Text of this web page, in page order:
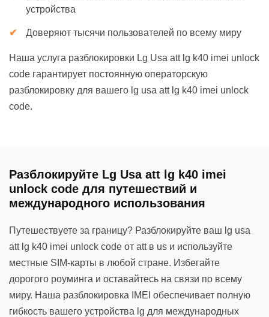
устройства
Доверяют тысячи пользователей по всему миру
Наша услуга разблокировки Lg Usa att lg k40 imei unlock
code гарантирует постоянную операторскую
разблокировку для вашего lg usa att lg k40 imei unlock
code.
Разблокируйте Lg Usa att lg k40 imei
unlock code для путешествий и
международного использования
Путешествуете за границу? Разблокируйте ваш lg usa
att lg k40 imei unlock code от att в us и используйте
местные SIM-карты в любой стране. Избегайте
дорогого роуминга и оставайтесь на связи по всему
миру. Наша разблокировка IMEI обеспечивает полную
гибкость вашего устройства lg для международных